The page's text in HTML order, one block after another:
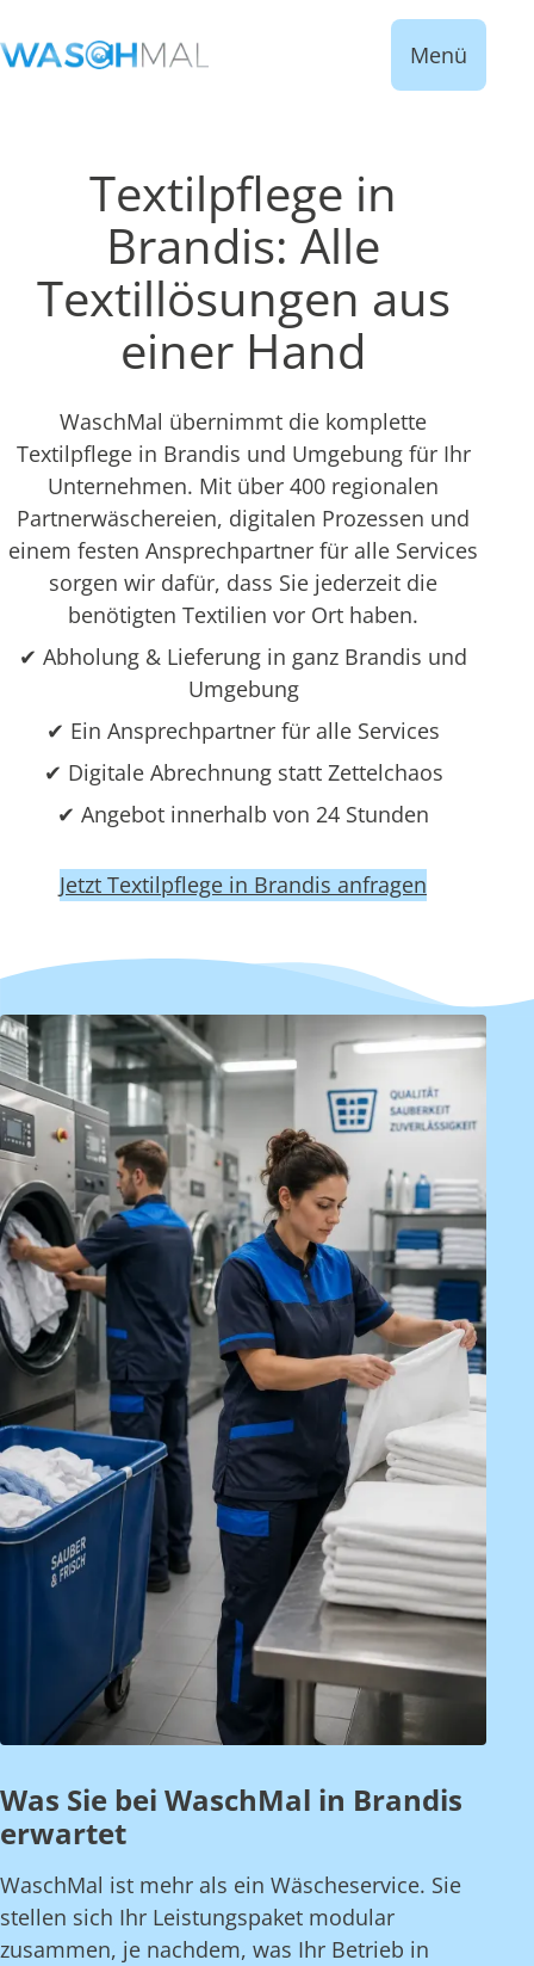
Menü
Textilpflege in
Brandis: Alle
Textillösungen aus
einer Hand
WaschMal übernimmt die komplette
Textilpflege in Brandis und Umgebung für Ihr
Unternehmen. Mit über 400 regionalen
Partnerwäschereien, digitalen Prozessen und
einem festen Ansprechpartner für alle Services
sorgen wir dafür, dass Sie jederzeit die
benötigten Textilien vor Ort haben.
✔ Abholung & Lieferung in ganz Brandis und
Umgebung
✔ Ein Ansprechpartner für alle Services
✔ Digitale Abrechnung statt Zettelchaos
✔ Angebot innerhalb von 24 Stunden
Jetzt Textilpflege in Brandis anfragen
Was Sie bei WaschMal in Brandis
erwartet
WaschMal ist mehr als ein Wäscheservice. Sie
stellen sich Ihr Leistungspaket modular
zusammen, je nachdem, was Ihr Betrieb in